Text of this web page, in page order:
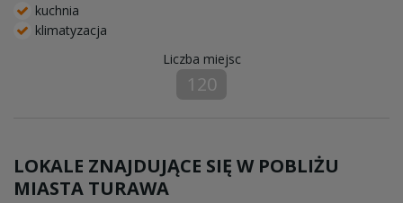
kuchnia
klimatyzacja
Liczba miejsc
120
LOKALE ZNAJDUJĄCE SIĘ W POBLIŻU
MIASTA TURAWA